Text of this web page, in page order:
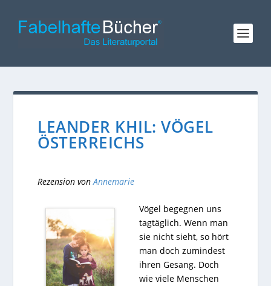
LEANDER KHIL: VÖGEL
ÖSTERREICHS
Rezension vonAnnemarie
Vögel begegnen uns
tagtäglich. Wenn man
sie nicht sieht, so hört
man doch zumindest
ihren Gesang. Doch
wie viele Menschen